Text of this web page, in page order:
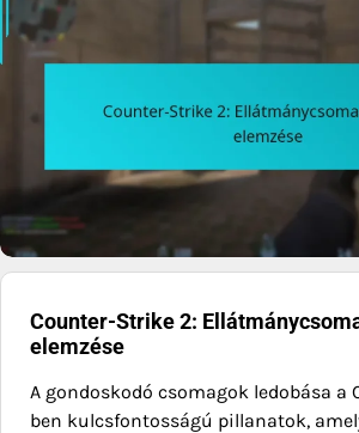
Counter-Strike 2:
elemzése
A gondoskodó csomagok ledobása a
ben kulcsfontosságú pillanatok,